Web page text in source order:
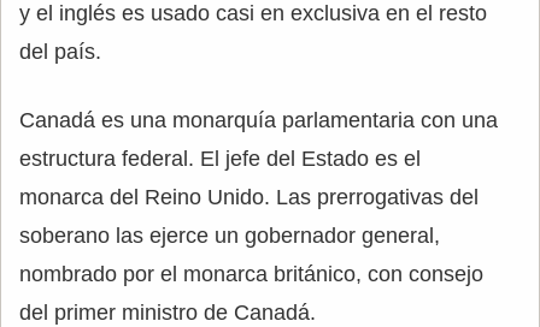
y el inglés es usado casi en exclusiva en el resto
del país.
Canadá es una monarquía parlamentaria con una
estructura federal. El jefe del Estado es el
monarca del Reino Unido. Las prerrogativas del
soberano las ejerce un gobernador general,
nombrado por el monarca británico, con consejo
del primer ministro de Canadá.